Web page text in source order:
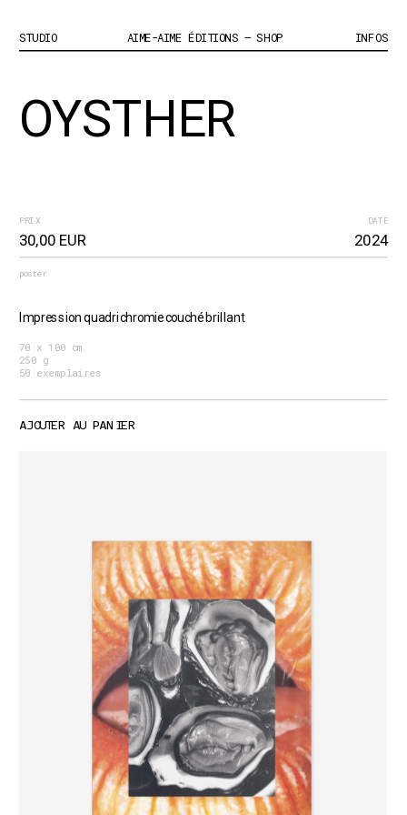
OYSTHER
PRIX
30,00 EUR
poster
DATE
2024
Impression quadrichromie couché brillant
70 x 100 cm
250 g
50 exemplaires
AJOUTER AU PANIER
INFOS
AIME-AIME ÉDITIONS – SHOP
STUDIO